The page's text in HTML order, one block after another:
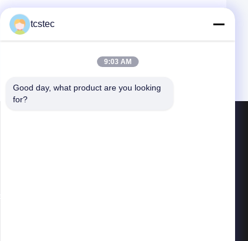
tcstec
9:03 AM
Good day, what product are you looking
for?